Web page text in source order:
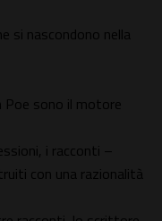
si nascondono nella
Poe sono il motore
i racconti –
con una razionalità